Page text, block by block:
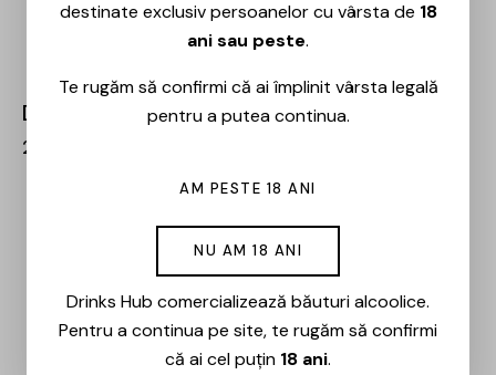
Domeniile Panciu – Fetească Regală – 0.75L
20,00
destinate exclusiv persoanelor cu vârsta de 18
ani sau peste.
Te rugăm să confirmi că ai împlinit vârsta legală
pentru a putea continua.
AM PESTE 18 ANI
NU AM 18 ANI
Drinks Hub comercializează băuturi alcoolice.
Pentru a continua pe site, te rugăm să confirmi
că ai cel puțin 18 ani.